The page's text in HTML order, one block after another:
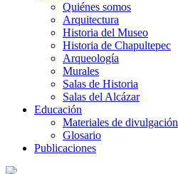
Quiénes somos
Arquitectura
Historia del Museo
Historia de Chapultepec
Arqueología
Murales
Salas de Historia
Salas del Alcázar
Educación
Materiales de divulgación
Glosario
Publicaciones